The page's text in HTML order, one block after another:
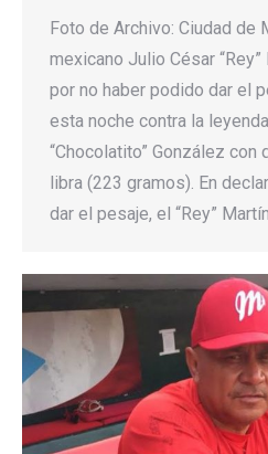
Foto de Archivo: Ciudad de
mexicano Julio César
por no haber podido dar el
esta noche contra la
“Chocolatito” González con
libra (223 gramos). En
dar el pesaje, el “Rey”